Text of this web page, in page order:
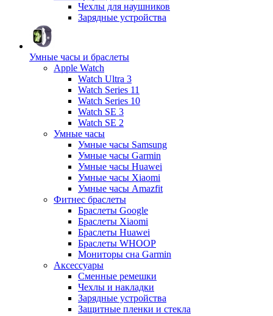
Чехлы для наушников
Зарядные устройства
Умные часы и браслеты
Apple Watch
Watch Ultra 3
Watch Series 11
Watch Series 10
Watch SE 3
Watch SE 2
Умные часы
Умные часы Samsung
Умные часы Garmin
Умные часы Huawei
Умные часы Xiaomi
Умные часы Amazfit
Фитнес браслеты
Браслеты Google
Браслеты Xiaomi
Браслеты Huawei
Браслеты WHOOP
Мониторы сна Garmin
Аксессуары
Сменные ремешки
Чехлы и накладки
Зарядные устройства
Защитные пленки и стекла